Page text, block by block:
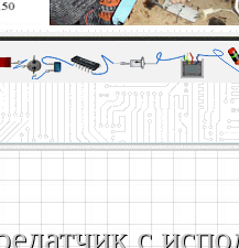
для юных и начинающих
и опыт
с